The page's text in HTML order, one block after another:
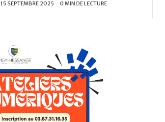
15 SEPTEMBRE 2025 0 MIN DE LECTURE